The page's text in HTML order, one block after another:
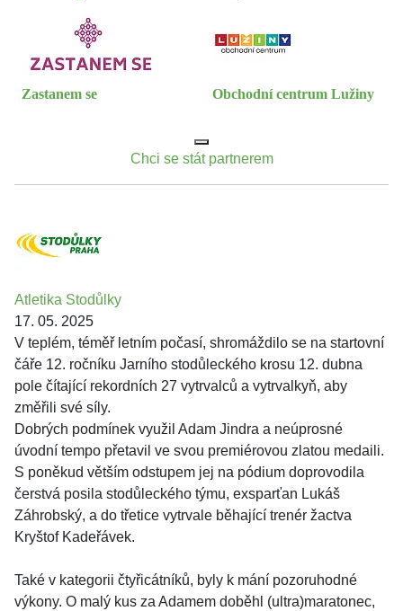
Zastanem se Obchodní centrum Lužiny
Chci se stát partnerem
Atletika Stodůlky
17. 05. 2025
V teplém, téměř letním počasí, shromáždilo se na startovní
čáře 12. ročníku Jarního stodůleckého krosu 12. dubna
pole čítající rekordních 27 vytrvalců a vytrvalkyň, aby
změřili své síly.
Dobrých podmínek využil Adam Jindra a neúprosné
úvodní tempo přetavil ve svou premiérovou zlatou medaili.
S poněkud větším odstupem jej na pódium doprovodila
čerstvá posila stodůleckého týmu, exsparťan Lukáš
Záhrobský, a do třetice vytrvale běhající trenér žactva
Kryštof Kadeřávek.
Také v kategorii čtyřicátníků, byly k mání pozoruhodné
výkony. O malý kus za Adamem doběhl (ultra)maratonec,